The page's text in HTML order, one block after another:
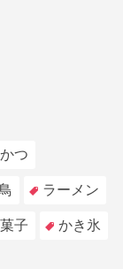
つ
ラーメン
子 かき氷